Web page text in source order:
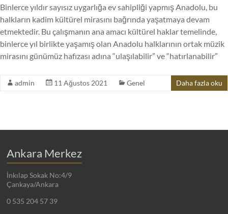
Binlerce yıldır sayısız uygarlığa ev sahipliği yapmış Anadolu, bu
halkların kadim kültürel mirasını bağrında yaşatmaya devam
etmektedir. Bu çalışmanın ana amacı kültürel haklar temelinde,
binlerce yıl birlikte yaşamış olan Anadolu halklarının ortak müzik
mirasını günümüz hafızası adına “ulaşılabilir” ve “hatırlanabilir”
admin 11 Ağustos 2021 Genel Daha fazla oku
Ankara Merkez
İnkılap Sokak No:4/9
Çankaya/Ankara
0 535 204 57 39